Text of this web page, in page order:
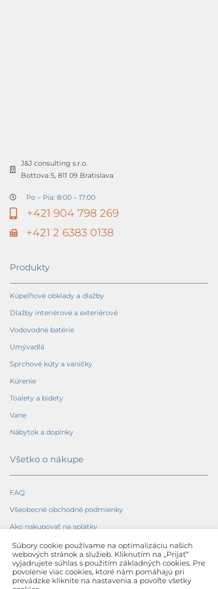
J&J consulting s.r.o.
Bottova 5, 811 09 Bratislava
Po – Pia: 8:00 – 17:00
+421 904 798 269
+421 2 6383 0138
Produkty
Kúpeľňové obklady a dlažby
Dlažby interiérové a exteriérové
Vodovodné batérie
Umývadlá
Sprchové kúty a vaničky
Kúrenie
Toalety a bidety
Vane
Nábytok a doplnky
Všetko o nákupe
FAQ
Všeobecné obchodné podmienky
Ako nakupovať na splátky
Ochrana osobných údajov
Reklamačný poriadok
Spôsob a cena dopravy
Súbory cookie používame na optimalizáciu našich
webových stránok a služieb. Kliknutím na „Prijať“
vyjadrujete súhlas s použitím základných cookies. Pre
povolenie viac cookies, ktoré nám pomáhajú pri
prevádzke kliknite na nastavenia a povoľte všetky